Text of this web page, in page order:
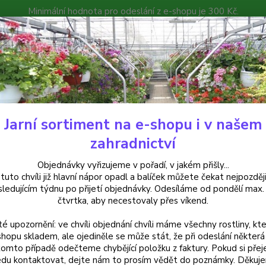
Minimální hodnota pro odeslání z e-shopu je 300 Kč.
můžete čekat nejpozději v následujícím týdnu po přijetí
Poradna Kontakty
Hledat
Fuchsie Leonita Pink-Lilac - cena na prodejně
Pink-Lilac - cena na prodejně
Jarní sortiment na e-shopu i v našem
zahradnictví
Objednávky vyřizujeme v pořadí, v jakém přišly...
chvíli již hlavní nápor opadl a balíček můžete čekat
týdnu po přijetí objednávky. Odesíláme od pondělí
čtvrtka, aby necestovaly přes víkend.
upozornění: ve chvíli objednání chvíli máme všechny rostliny,
skladem, ale ojediněle se může stát, že při odeslání některá
případě odečteme chybějící položku z faktury. Pokud si
kontaktovat, dejte nám to prosím vědět do poznámky.